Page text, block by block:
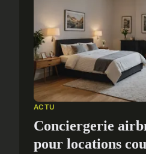
ACTU
Conciergerie
pour locations